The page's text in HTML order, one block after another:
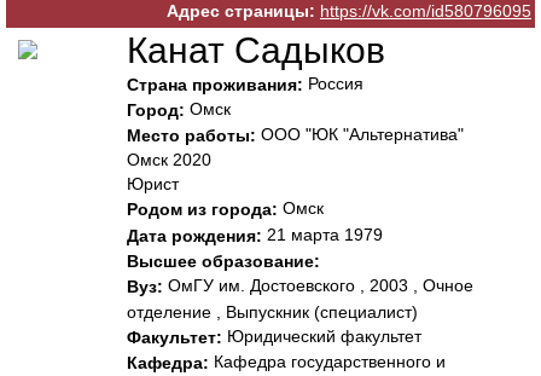
Адрес страницы: https://vk.com/id580796095
Канат Садыков
Страна проживания: Россия
Город: Омск
Место работы: ООО "ЮК "Альтернатива"
Омск 2020
Юрист
Родом из города: Омск
Дата рождения: 21 марта 1979
Высшее образование:
Вуз: ОмГУ им. Достоевского , 2003 , Очное
отделение , Выпускник (специалист)
Факультет: Юридический факультет
Кафедра: Кафедра государственного и